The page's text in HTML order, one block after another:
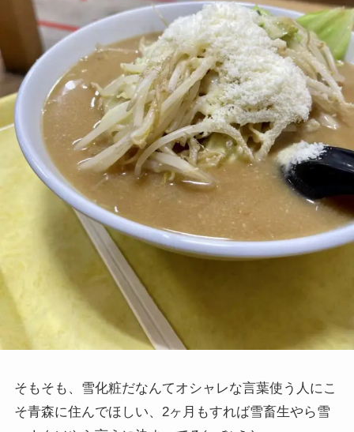
そもそも、雪化粧だなんてオシャレな言葉使う人にこ
そ青森に住んでほしい、2ヶ月もすれば雪畜生やら雪